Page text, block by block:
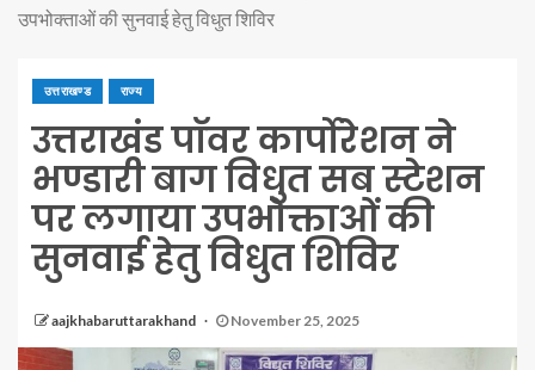
उपभोक्ताओं की सुनवाई हेतु विधुत शिविर
उत्तराखण्ड राज्य
उत्तराखंड पाॅवर कार्पोरेशन ने
भण्डारी बाग विधुत सब स्टेशन
पर लगाया उपभोक्ताओं की
सुनवाई हेतु विधुत शिविर
aajkhabaruttarakhand November 25, 2025